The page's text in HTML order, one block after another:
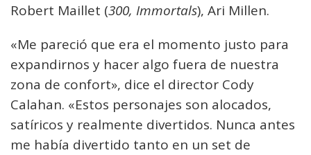
Robert Maillet (300, Immortals), Ari Millen.
«Me pareció que era el momento justo para
expandirnos y hacer algo fuera de nuestra
zona de confort», dice el director Cody
Calahan. «Estos personajes son alocados,
satíricos y realmente divertidos. Nunca antes
me había divertido tanto en un set de